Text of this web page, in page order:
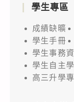
學生專區
成績缺曠
學生手冊
學生事務
學生自主
高三升學